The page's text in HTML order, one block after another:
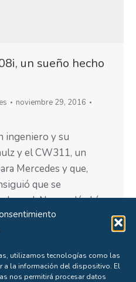
utilizamos tecnologías como las
a la información del dispositivo. El
nos permitirá procesar datos
un sueño hecho
noviembre 29, 2016
ingeniero y su
y el CW311, un
Mercedes y que,
que se
real. No quedó ahí
logró que luciera en
marca de Stuttgart